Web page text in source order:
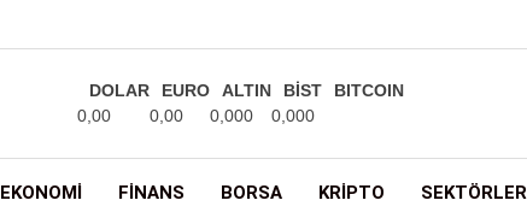
DOLAR
0,00
EURO
0,00
ALTIN
0,000
BİST
0,000
BITCOIN
EKONOMI FINANS BORSA KRIPTO SEKTÖRLER